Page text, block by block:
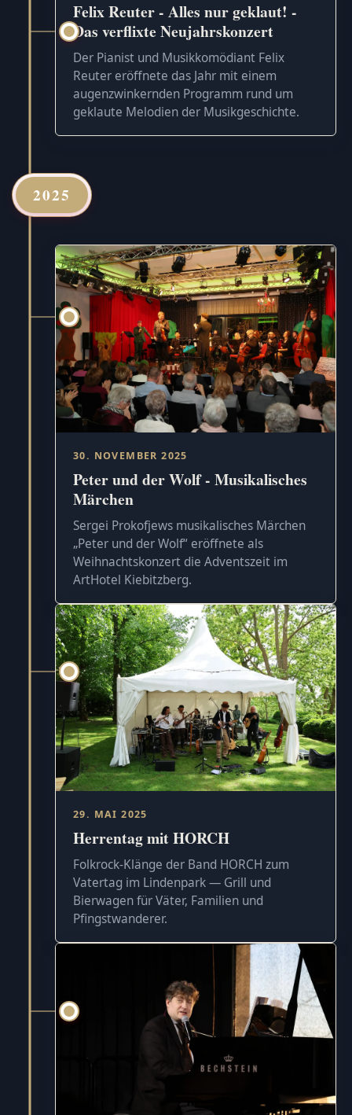
Felix Reuter - Alles nur geklaut! -
Das verflixte Neujahrskonzert
Der Pianist und Musikkomödiant Felix
Reuter eröffnete das Jahr mit einem
augenzwinkernden Programm rund um
geklaute Melodien der Musikgeschichte.
2025
30. NOVEMBER 2025
Peter und der Wolf - Musikalisches
Märchen
Sergei Prokofjews musikalisches Märchen
„Peter und der Wolf“ eröffnete als
Weihnachtskonzert die Adventszeit im
ArtHotel Kiebitzberg.
29. MAI 2025
Herrentag mit HORCH
Folkrock-Klänge der Band HORCH zum
Vatertag im Lindenpark — Grill und
Bierwagen für Väter, Familien und
Pfingstwanderer.